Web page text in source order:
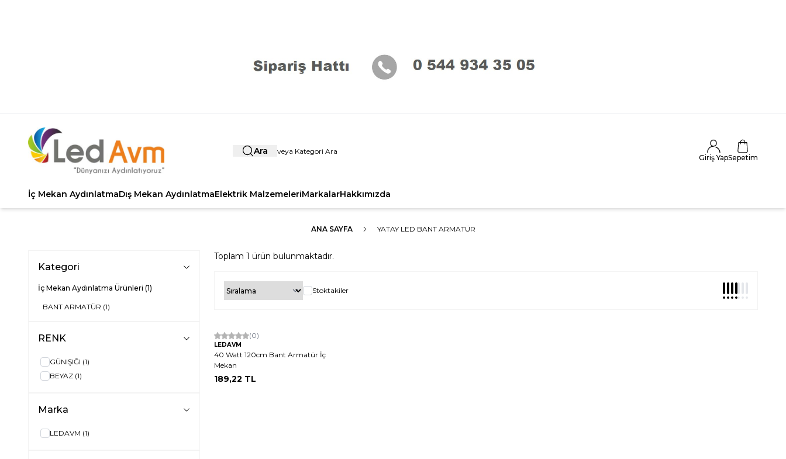
Ara
Giriş YapSepetim
İç Mekan AydınlatmaDış Mekan AydınlatmaElektrik MalzemeleriMarkalarHakkımızda
ANA SAYFA YATAY LED BANT ARMATÜR
Kategori
İç Mekan Aydınlatma Ürünleri (1)
BANT ARMATÜR (1)
RENK
GÜNIŞIĞI (1)
BEYAZ (1)
Marka
LEDAVM (1)
Toplam 1 ürün bulunmaktadır.
Stoktakiler
Hızlı Kargo
(0)
LEDAVM
40 Watt 120cm Bant Armatür İç
Mekan
189,22 TL